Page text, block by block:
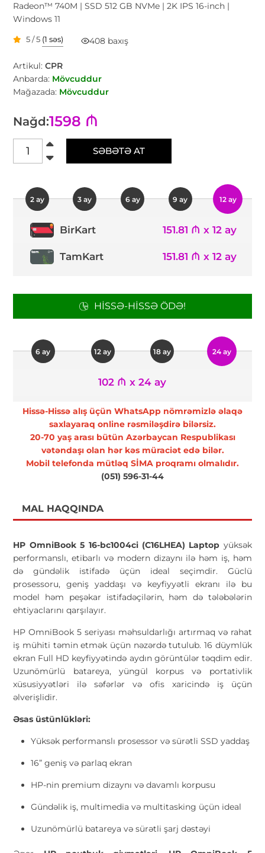
Radeon™ 740M | SSD 512 GB NVMe | 2K IPS 16-inch |
Windows 11
5 / 5 (1 səs) 408 baxış
Artikul:CPR
Anbarda: Mövcuddur
Mağazada: Mövcuddur
Nağd:1598 ₼
SƏBƏTƏ AT
2 ay 3 ay 6 ay 9 ay 12 ay
BirKart 151.81 ₼ x 12 ay
TamKart 151.81 ₼ x 12 ay
HISSƏ-HISSƏ ÖDƏ!
6 ay 12 ay 18 ay 24 ay
102 ₼ x 24 ay
Hissə-Hissə alış üçün WhatsApp nömrəmizlə əlaqə
saxlayaraq online rəsmiləşdirə bilərsiz.
20-70 yaş arası bütün Azərbaycan Respublikası
vətəndaşı olan hər kəs müraciət edə bilər.
Mobil telefonda mütləq SİMA proqramı olmalıdır.
(051) 596-31-44
MAL HAQQINDA
HP OmniBook 5 16-bc1004ci (C16LHEA) Laptop yüksək
performanslı, etibarlı və modern dizaynı ilə həm iş, həm
də gündəlik istifadə üçün ideal seçimdir. Güclü
prosessoru, geniş yaddaşı və keyfiyyətli ekranı ilə bu
model həm peşəkar istifadəçilərin, həm də tələbələrin
ehtiyaclarını qarşılayır.
HP OmniBook 5 seriyası məhsuldarlığı artırmaq və rahat
iş mühiti təmin etmək üçün nəzərdə tutulub. 16 düymlük
ekran Full HD keyfiyyətində aydın görüntülər təqdim edir.
Uzunömürlü batareya, yüngül korpus və portativlik
xüsusiyyətləri ilə səfərlər və ofis xaricində iş üçün
əlverişlidir.
Əsas üstünlükləri:
Yüksək performanslı prosessor və sürətli SSD yaddaş
16” geniş və parlaq ekran
HP-nin premium dizaynı və davamlı korpusu
Gündəlik iş, multimedia və multitasking üçün ideal
Uzunömürlü batareya və sürətli şarj dəstəyi